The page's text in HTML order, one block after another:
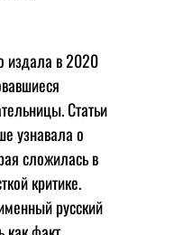
издала в 2020
Статьи
узнавала о
сложилась в
критике.
русский